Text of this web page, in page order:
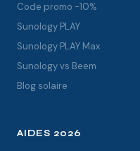
Code promo -10%
Sunology PLAY
Sunology PLAY Max
Sunology vs Beem
Blog solaire
AIDES 2026